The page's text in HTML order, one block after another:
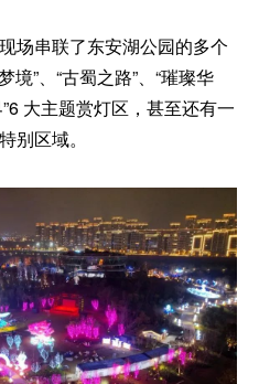
场串联了东安湖公园的多个
境”、“古蜀之路”、“璀璨华
”6 大主题赏灯区，甚至还有一
别区域。